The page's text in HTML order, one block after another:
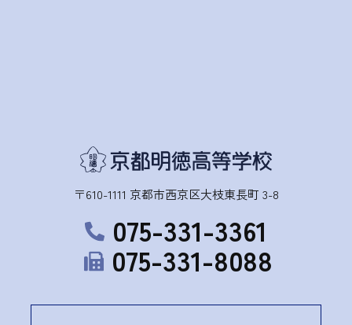
〒610-1111 京都市西京区大枝東長町 3-8
075-331-3361
075-331-8088